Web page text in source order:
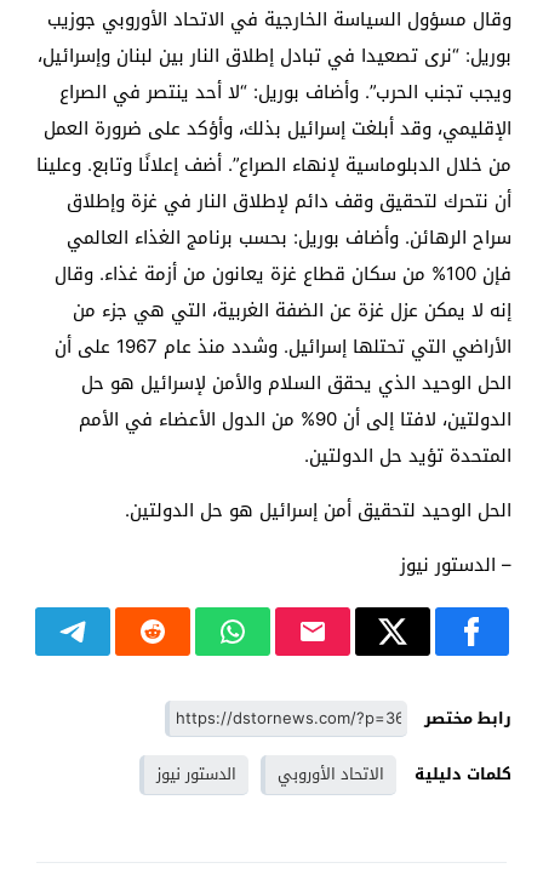
وقال مسؤول السياسة الخارجية في الاتحاد الأوروبي جوزيب
بوريل: “نرى تصعيدا في تبادل إطلاق النار بين لبنان وإسرائيل،
ويجب تجنب الحرب”. وأضاف بوريل: “لا أحد ينتصر في الصراع
الإقليمي، وقد أبلغت إسرائيل بذلك، وأؤكد على ضرورة العمل
من خلال الدبلوماسية لإنهاء الصراع”. أضف إعلانًا وتابع. وعلينا
أن نتحرك لتحقيق وقف دائم لإطلاق النار في غزة وإطلاق
سراح الرهائن. وأضاف بوريل: بحسب برنامج الغذاء العالمي
فإن 100% من سكان قطاع غزة يعانون من أزمة غذاء. وقال
إنه لا يمكن عزل غزة عن الضفة الغربية، التي هي جزء من
الأراضي التي تحتلها إسرائيل. وشدد منذ عام 1967 على أن
الحل الوحيد الذي يحقق السلام والأمن لإسرائيل هو حل
الدولتين، لافتا إلى أن 90% من الدول الأعضاء في الأمم
المتحدة تؤيد حل الدولتين.
الحل الوحيد لتحقيق أمن إسرائيل هو حل الدولتين.
– الدستور نيوز
رابط مختصر
كلمات دليلية
الاتحاد الأوروبي الدستور نيوز